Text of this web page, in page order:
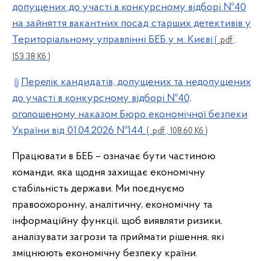
допущених до участі в конкурсному відборі №40
на зайняття вакантних посад старших детективів у
Територіальному управлінні БЕБ у м. Києві ( .pdf ,
153.38 Кб )
Перелік кандидатів, допущених та недопущених
до участі в конкурсному відборі №40,
оголошеному наказом Бюро економічної безпеки
України від 01.04.2026 №144. ( .pdf , 108.60 Кб )
Працювати в БЕБ – означає бути частиною
команди, яка щодня захищає економічну
стабільність держави. Ми поєднуємо
правоохоронну, аналітичну, економічну та
інформаційну функції, щоб виявляти ризики,
аналізувати загрози та приймати рішення, які
зміцнюють економічну безпеку країни.